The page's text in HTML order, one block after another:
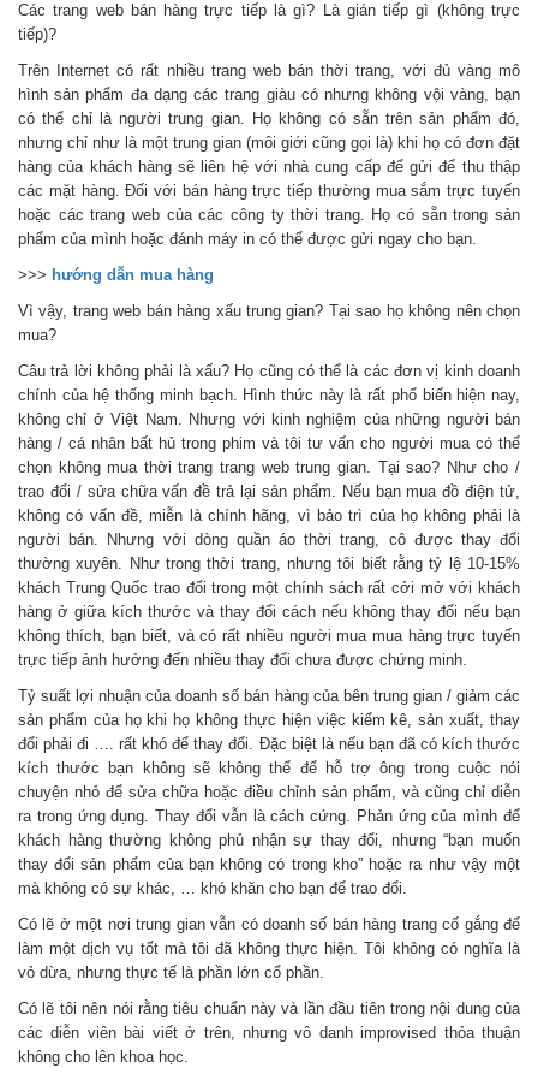
Các trang web bán hàng trực tiếp là gì? Là gián tiếp gì (không trực
tiếp)?
Trên Internet có rất nhiều trang web bán thời trang, với đủ vàng mô
hình sản phẩm đa dạng các trang giàu có nhưng không vội vàng, bạn
có thể chỉ là người trung gian. Họ không có sẵn trên sản phẩm đó,
nhưng chỉ như là một trung gian (môi giới cũng gọi là) khi họ có đơn đặt
hàng của khách hàng sẽ liên hệ với nhà cung cấp để gửi để thu thập
các mặt hàng. Đối với bán hàng trực tiếp thường mua sắm trực tuyến
hoặc các trang web của các công ty thời trang. Họ có sẵn trong sản
phẩm của mình hoặc đánh máy in có thể được gửi ngay cho bạn.
>>> hướng dẫn mua hàng
Vì vậy, trang web bán hàng xấu trung gian? Tại sao họ không nên chọn
mua?
Câu trả lời không phải là xấu? Họ cũng có thể là các đơn vị kinh doanh
chính của hệ thống minh bạch. Hình thức này là rất phổ biến hiện nay,
không chỉ ở Việt Nam. Nhưng với kinh nghiệm của những người bán
hàng / cá nhân bất hủ trong phim và tôi tư vấn cho người mua có thể
chọn không mua thời trang trang web trung gian. Tại sao? Như cho /
trao đổi / sửa chữa vấn đề trả lại sản phẩm. Nếu bạn mua đồ điện tử,
không có vấn đề, miễn là chính hãng, vì bảo trì của họ không phải là
người bán. Nhưng với dòng quần áo thời trang, cô được thay đổi
thường xuyên. Như trong thời trang, nhưng tôi biết rằng tỷ lệ 10-15%
khách Trung Quốc trao đổi trong một chính sách rất cởi mở với khách
hàng ở giữa kích thước và thay đổi cách nếu không thay đổi nếu bạn
không thích, bạn biết, và có rất nhiều người mua mua hàng trực tuyến
trực tiếp ảnh hưởng đến nhiều thay đổi chưa được chứng minh.
Tỷ suất lợi nhuận của doanh số bán hàng của bên trung gian / giảm các
sản phẩm của họ khi họ không thực hiện việc kiểm kê, sản xuất, thay
đổi phải đi …. rất khó để thay đổi. Đặc biệt là nếu bạn đã có kích thước
kích thước bạn không sẽ không thể để hỗ trợ ông trong cuộc nói
chuyện nhỏ để sửa chữa hoặc điều chỉnh sản phẩm, và cũng chỉ diễn
ra trong ứng dụng. Thay đổi vẫn là cách cứng. Phản ứng của mình để
khách hàng thường không phủ nhận sự thay đổi, nhưng “bạn muốn
thay đổi sản phẩm của bạn không có trong kho” hoặc ra như vậy một
mà không có sự khác, … khó khăn cho bạn để trao đổi.
Có lẽ ở một nơi trung gian vẫn có doanh số bán hàng trang cố gắng để
làm một dịch vụ tốt mà tôi đã không thực hiện. Tôi không có nghĩa là
vỏ dừa, nhưng thực tế là phần lớn cổ phần.
Có lẽ tôi nên nói rằng tiêu chuẩn này và lần đầu tiên trong nội dung của
các diễn viên bài viết ở trên, nhưng vô danh improvised thỏa thuận
không cho lên khoa học.